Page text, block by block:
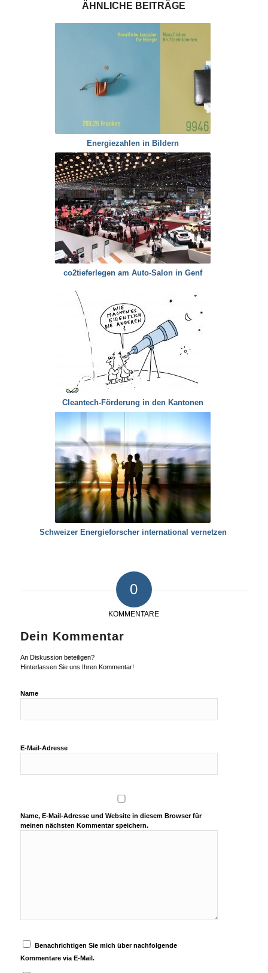
ÄHNLICHE BEITRÄGE
Energiezahlen in Bildern
co2tieferlegen am Auto-Salon in Genf
Cleantech-Förderung in den Kantonen
Schweizer Energieforscher international vernetzen
0
KOMMENTARE
Dein Kommentar
An Diskussion beteiligen?
Hinterlassen Sie uns Ihren Kommentar!
Name
E-Mail-Adresse
Name, E-Mail-Adresse und Website in diesem Browser für
meinen nächsten Kommentar speichern.
Benachrichtigen Sie mich über nachfolgende
Kommentare via E-Mail.